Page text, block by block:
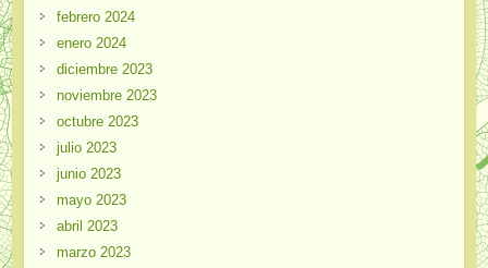
febrero 2024
enero 2024
diciembre 2023
noviembre 2023
octubre 2023
julio 2023
junio 2023
mayo 2023
abril 2023
marzo 2023